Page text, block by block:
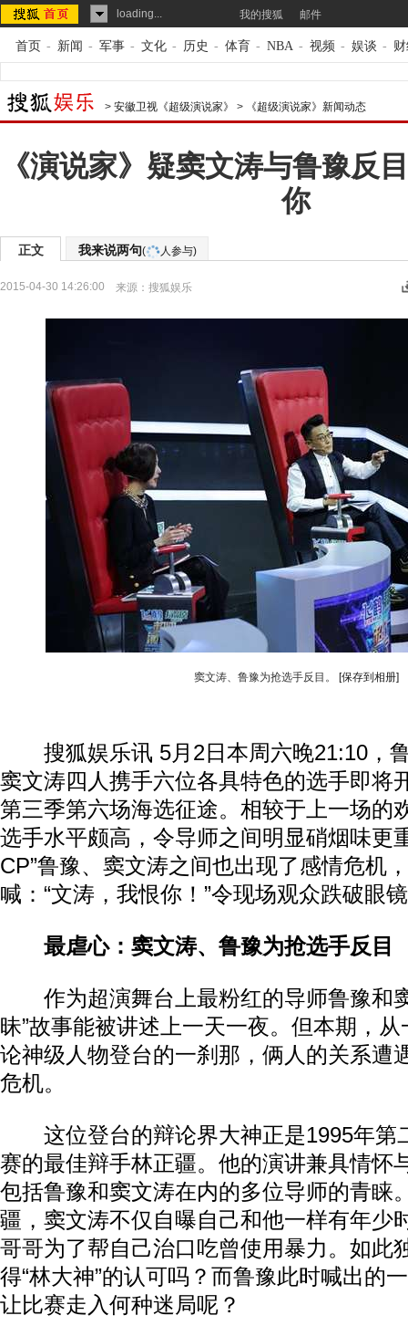
loading... 我的搜狐 邮件
首页 - 新闻 - 军事 - 文化 - 历史 - 体育 - NBA - 视频 - 娱谈 -
> 安徽卫视《超级演说家》 > 《超级演说家》新闻动态
《演说家》疑窦文涛与鲁豫反
你
正文 我来说两句( 人参与)
2015-04-30 14:26:00 来源： 搜狐娱乐
窦文涛、鲁豫为抢选手反目。 [保存到相册]
搜狐娱乐讯 5月2日本周六晚21:10，
窦文涛四人携手六位各具特色的选手即将
第三季第六场海选征途。相较于上一场的
选手水平颇高，令导师之间明显硝烟味更
CP”鲁豫、窦文涛之间也出现了感情危机
喊：“文涛，我恨你！”令现场观众跌破眼
最虐心：窦文涛、鲁豫为抢选手反目
作为超演舞台上最粉红的导师鲁豫和
昧”故事能被讲述上一天一夜。但本期，
论神级人物登台的一刹那，俩人的关系遭
危机。
这位登台的辩论界大神正是1995年第
赛的最佳辩手林正疆。他的演讲兼具情怀
包括鲁豫和窦文涛在内的多位导师的青睐
疆，窦文涛不仅自曝自己和他一样有年少
哥哥为了帮自己治口吃曾使用暴力。如此
得“林大神”的认可吗？而鲁豫此时喊出的
让比赛走入何种迷局呢？
动物系恋人啊 | 钟欣潼体验爱情哲学 南